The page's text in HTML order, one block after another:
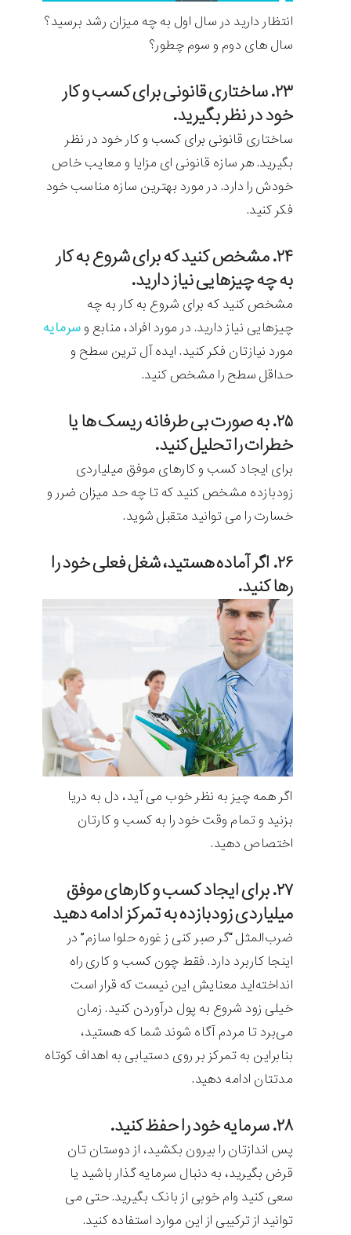
انتظار دارید در سال اول به چه میزان رشد برسید؟
سال های دوم و سوم چطور؟
۲۳. ساختاری قانونی برای کسب و کار
خود در نظر بگیرید.
ساختاری قانونی برای کسب و کار خود در نظر
بگیرید. هر سازه قانونی ای مزایا و معایب خاص
خودش را دارد. در مورد بهترین سازه مناسب خود
فکر کنید.
۲۴. مشخص کنید که برای شروع به کار
به چه چیزهایی نیاز دارید.
مشخص کنید که برای شروع به کار به چه
چیزهایی نیاز دارید. در مورد افراد، منابع و سرمایه
مورد نیازتان فکر کنید. ایده آل ترین سطح و
حداقل سطح را مشخص کنید.
۲۵. به صورت بی طرفانه ریسک ها یا
خطرات را تحلیل کنید.
برای ایجاد کسب و کارهای موفق میلیاردی
زودبازده مشخص کنید که تا چه حد میزان ضرر و
خسارت را می توانید متقبل شوید.
۲۶. اگر آماده هستید، شغل فعلی خود را
رها کنید.
اگر همه چیز به نظر خوب می آید، دل به دریا
بزنید و تمام وقت خود را به کسب و کارتان
اختصاص دهید.
۲۷. برای ایجاد کسب و کارهای موفق
میلیاردی زودبازده به تمرکز ادامه دهید
ضرب‌المثل “گر صبر کنی ز غوره حلوا سازم” در
اینجا کاربرد دارد. فقط چون کسب و کاری راه
انداخته‌اید معنایش این نیست که قرار است
خیلی زود شروع به پول درآوردن کنید. زمان
می‌برد تا مردم آگاه شوند شما که هستید،
بنابراین به تمرکز بر روی دستیابی به اهداف کوتاه
مدتتان ادامه دهید.
۲۸. سرمایه خود را حفظ کنید.
پس اندازتان را بیرون بکشید، از دوستان تان
قرض بگیرید، به دنبال سرمایه گذار باشید یا
سعی کنید وام خوبی از بانک بگیرید. حتی می
توانید از ترکیبی از این موارد استفاده کنید.